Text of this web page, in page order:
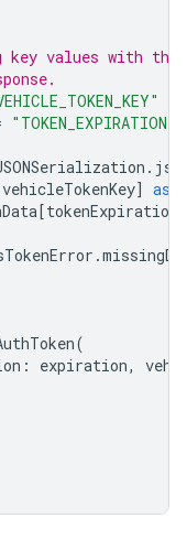
values with the
"TOKEN_EXPIRATION"
.
vehicleTokenKey] as
[
.
(
: expiration,